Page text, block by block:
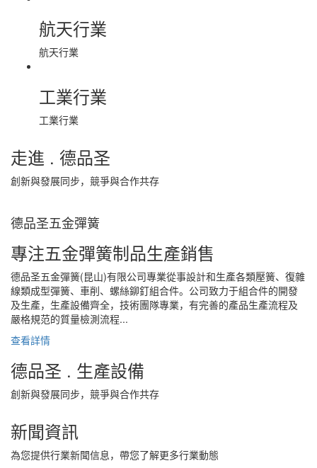
航天行業
航天行業
工業行業
工業行業
走進 . 德品圣
創新與發展同步，競爭與合作共存
德品圣五金彈簧
專注五金彈簧制品生產銷售
德品圣五金彈簧(昆山)有限公司專業從事設計和生產各類壓簧、復雜
線類成型彈簧、車削、螺絲鉚釘組合件。公司致力于組合件的開發
及生產，生產設備齊全，技術團隊專業，有完善的產品生產流程及
嚴格規范的質量檢測流程...
查看詳情
德品圣 . 生產設備
創新與發展同步，競爭與合作共存
新聞資訊
為您提供行業新聞信息，帶您了解更多行業動態